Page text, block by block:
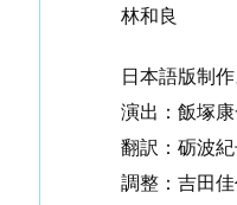
林和良
日本語版制
演出：飯塚
翻訳：砺波
調整：吉田